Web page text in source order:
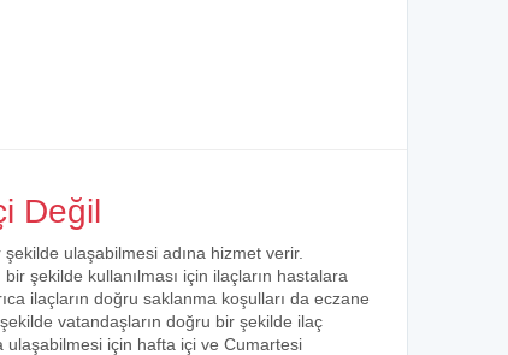
Değil
ulaşabilmesi adına hizmet verir.
şekilde kullanılması için ilaçların hastalara
ilaçların doğru saklanma koşulları da eczane
vatandaşların doğru bir şekilde ilaç
ulaşabilmesi için hafta içi ve Cumartesi